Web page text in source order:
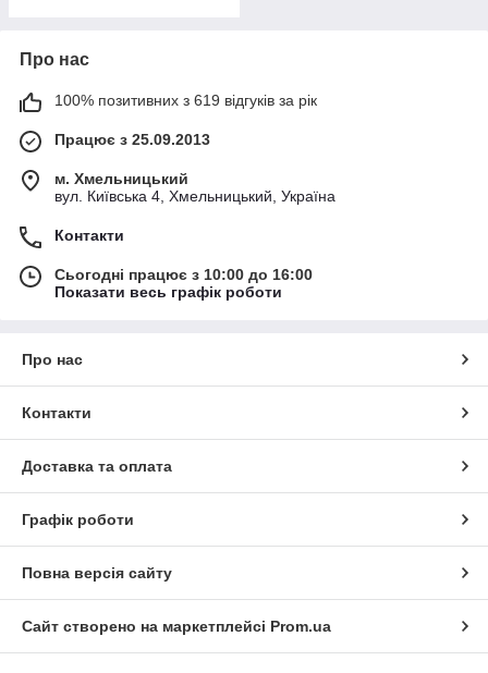
Про нас
100% позитивних з 619 відгуків за рік
Працює з 25.09.2013
м. Хмельницький
вул. Київська 4, Хмельницький, Україна
Контакти
Сьогодні працює з 10:00 до 16:00
Показати весь графік роботи
Про нас
Контакти
Доставка та оплата
Графік роботи
Повна версія сайту
Сайт створено на маркетплейсі Prom.ua